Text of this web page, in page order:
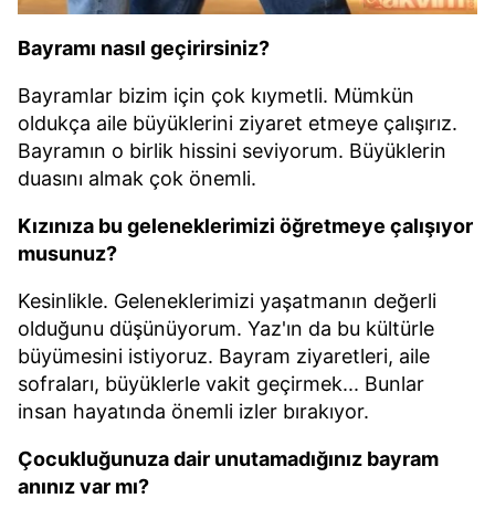
Bayramı nasıl geçirirsiniz?
Bayramlar bizim için çok kıymetli. Mümkün
oldukça aile büyüklerini ziyaret etmeye çalışırız.
Bayramın o birlik hissini seviyorum. Büyüklerin
duasını almak çok önemli.
Kızınıza bu geleneklerimizi öğretmeye çalışıyor
musunuz?
Kesinlikle. Geleneklerimizi yaşatmanın değerli
olduğunu düşünüyorum. Yaz'ın da bu kültürle
büyümesini istiyoruz. Bayram ziyaretleri, aile
sofraları, büyüklerle vakit geçirmek... Bunlar
insan hayatında önemli izler bırakıyor.
Çocukluğunuza dair unutamadığınız bayram
anınız var mı?